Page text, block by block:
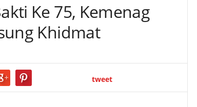
Ke 75, Kemenag
Khidmat
tweet